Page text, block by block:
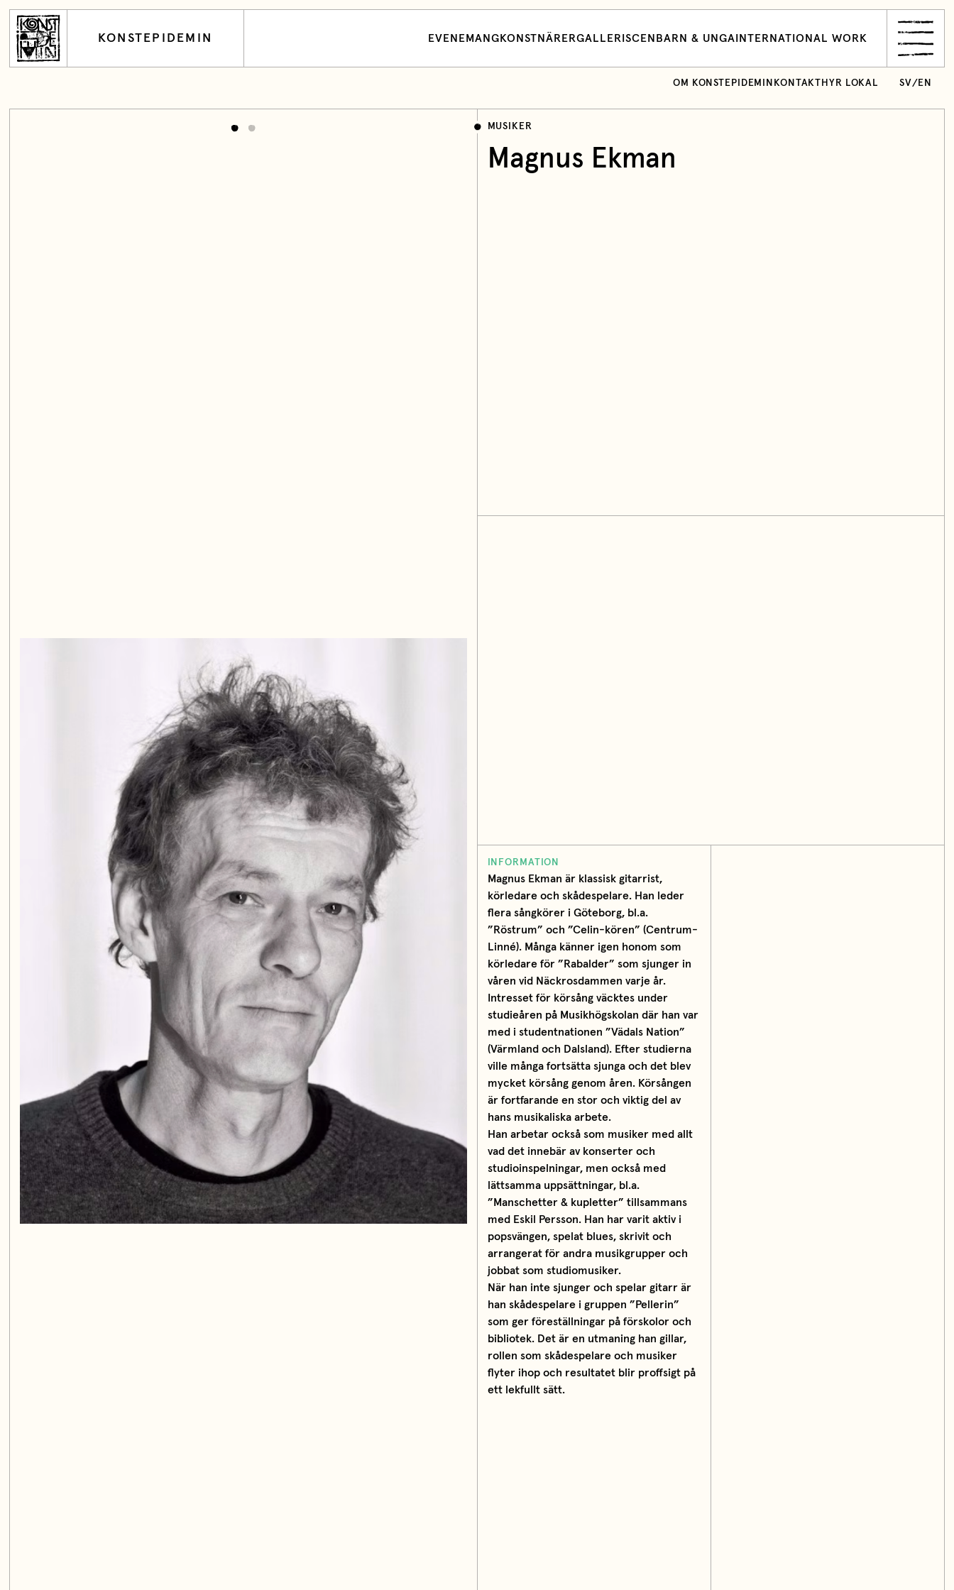
KONSTEPIDEMIN EVENEMANG KONSTNÄRERGALLERI SCEN BARN & UNGA INTERNATIONAL WORK
OM KONSTEPIDEMIN KONTAKT HYR LOKAL SV/ EN
MUSIKER
Magnus Ekman
INFORMATION
Magnus Ekman är klassisk gitarrist,
körledare och skådespelare. Han leder
flera sångkörer i Göteborg, bl.a.
”Röstrum” och ”Celin-kören” (Centrum-
Linné). Många känner igen honom som
körledare för ”Rabalder” som sjunger in
våren vid Näckrosdammen varje år.
Intresset för körsång väcktes under
studieåren på Musikhögskolan där han var
med i studentnationen ”Vädals Nation”
(Värmland och Dalsland). Efter studierna
ville många fortsätta sjunga och det blev
mycket körsång genom åren. Körsången
är fortfarande en stor och viktig del av
hans musikaliska arbete.
Han arbetar också som musiker med allt
vad det innebär av konserter och
studioinspelningar, men också med
lättsamma uppsättningar, bl.a.
”Manschetter & kupletter” tillsammans
med Eskil Persson. Han har varit aktiv i
popsvängen, spelat blues, skrivit och
arrangerat för andra musikgrupper och
jobbat som studiomusiker.
När han inte sjunger och spelar gitarr är
han skådespelare i gruppen ”Pellerin”
som ger föreställningar på förskolor och
bibliotek. Det är en utmaning han gillar,
rollen som skådespelare och musiker
flyter ihop och resultatet blir proffsigt på
ett lekfullt sätt.